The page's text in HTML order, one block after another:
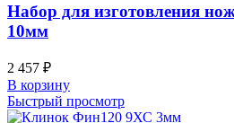
Набор для изготовления
10мм
2 457 ₽
В корзину
Быстрый просмотр